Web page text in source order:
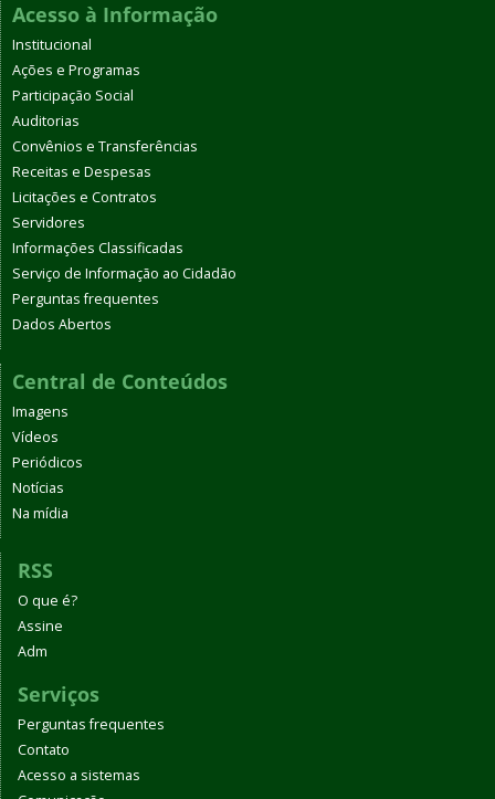
Acesso à Informação
Institucional
Ações e Programas
Participação Social
Auditorias
Convênios e Transferências
Receitas e Despesas
Licitações e Contratos
Servidores
Informações Classificadas
Serviço de Informação ao Cidadão
Perguntas frequentes
Dados Abertos
Central de Conteúdos
Imagens
Vídeos
Periódicos
Notícias
Na mídia
RSS
O que é?
Assine
Adm
Serviços
Perguntas frequentes
Contato
Acesso a sistemas